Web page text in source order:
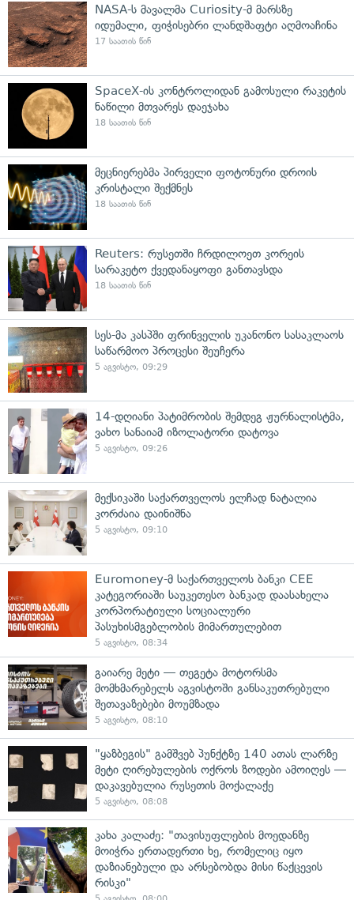
NASA-ს მავალმა Curiosity-მ მარსზე
იდუმალი, ფიჭისებრი ლანდშაფტი აღმოაჩინა
17 საათის წინ
SpaceX-ის კონტროლიდან გამოსული რაკეტის
ნაწილი მთვარეს დაეჯახა
18 საათის წინ
მეცნიერებმა პირველი ფოტონური დროის
კრისტალი შექმნეს
18 საათის წინ
Reuters: რუსეთში ჩრდილოეთ კორეის
სარაკეტო ქვედანაყოფი განთავსდა
18 საათის წინ
სეს-მა კასპში ფრინველის უკანონო სასაკლაოს
საწარმოო პროცესი შეუჩერა
5 აგვისტო, 09:29
14-დღიანი პატიმრობის შემდეგ ჟურნალისტმა,
ვახო სანაიამ იზოლატორი დატოვა
5 აგვისტო, 09:26
მექსიკაში საქართველოს ელჩად ნატალია
კორძაია დაინიშნა
5 აგვისტო, 09:10
Euromoney-მ საქართველოს ბანკი CEE
კატეგორიაში საუკეთესო ბანკად დაასახელა
კორპორატიული სოციალური
პასუხისმგებლობის მიმართულებით
5 აგვისტო, 08:34
გაიარე მეტი — თეგეტა მოტორსმა
მომხმარებელს აგვისტოში განსაკუთრებული
შეთავაზებები მოუმზადა
5 აგვისტო, 08:10
"ყაზბეგის" გამშვებ პუნქტზე 140 ათას ლარზე
მეტი ღირებულების ოქროს ზოდები ამოიღეს —
დაკავებულია რუსეთის მოქალაქე
5 აგვისტო, 08:08
კახა კალაძე: "თავისუფლების მოედანზე
მოიჭრა ერთადერთი ხე, რომელიც იყო
დაზიანებული და არსებობდა მისი წაქცევის
რისკი"